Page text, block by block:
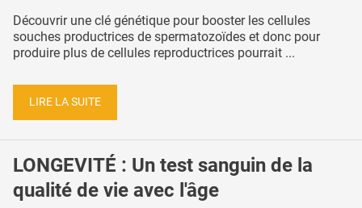
Découvrir une clé génétique pour booster les cellules
souches productrices de spermatozoïdes et donc pour
produire plus de cellules reproductrices pourrait ...
LIRE LA SUITE
LONGEVITÉ : Un test sanguin de la
qualité de vie avec l'âge